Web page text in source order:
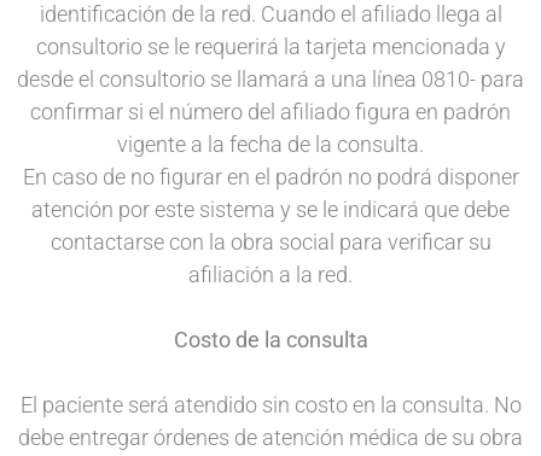
identificación de la red. Cuando el afiliado llega al
consultorio se le requerirá la tarjeta mencionada y
desde el consultorio se llamará a una línea 0810- para
confirmar si el número del afiliado figura en padrón
vigente a la fecha de la consulta.
En caso de no figurar en el padrón no podrá disponer
atención por este sistema y se le indicará que debe
contactarse con la obra social para verificar su
afiliación a la red.
Costo de la consulta
El paciente será atendido sin costo en la consulta. No
debe entregar órdenes de atención médica de su obra